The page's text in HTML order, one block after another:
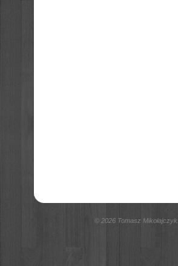
© 2026 Tomasz Mikołajczyk.